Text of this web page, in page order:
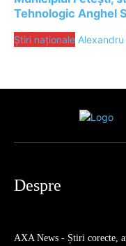
Tehnologic Anghel
Știri naționale Alexandru
Despre
AXA News - Știri corecte,